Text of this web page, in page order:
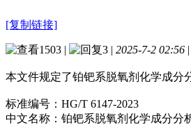
[复制链接]
1503 | 3 | 2025-7-2 02:56 |
本文件规定了铂钯系脱氧剂化学成分
标准编号：HG/T 6147-2023
中文名称：铂钯系脱氧剂化学成分分